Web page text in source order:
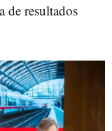
de resultados